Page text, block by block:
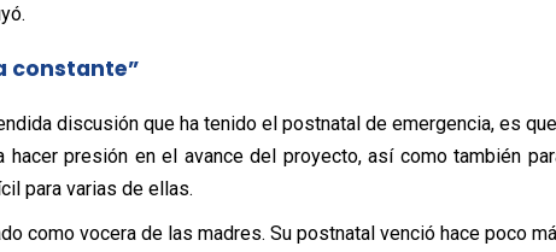
constante”
discusión que ha tenido el postnatal de emergencia, es
hacer presión en el avance del proyecto, así como también
para varias de ellas.
como vocera de las madres. Su postnatal venció hace poco